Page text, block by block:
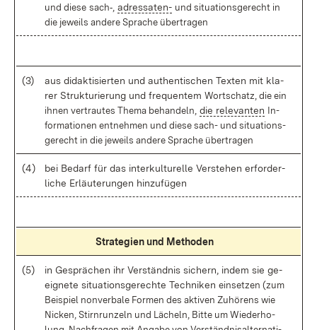
und die­se sach‑, adres­sa­ten- und si­tua­ti­ons­ge­recht in
die je­weils an­de­re Spra­che über­tra­gen
(3)
aus di­dak­ti­sier­ten und au­then­ti­schen Tex­ten mit kla­
rer Struk­tu­rie­rung und fre­quen­tem Wort­schatz, die ein
ih­nen ver­trau­tes The­ma be­han­deln, die re­le­van­ten In­
for­ma­tio­nen ent­neh­men und die­se sach- und si­tua­ti­ons­
ge­recht in die je­weils an­de­reSpra­che über­tra­gen
(4)
bei Be­darf für das in­ter­kul­tu­rel­le Ver­ste­hen er­for­der­
li­che Er­läu­te­run­gen hin­zu­fü­gen
Stra­te­gi­en und Me­tho­den
(5)
in Ge­sprä­chen ihr Ver­ständ­nis si­chern, in­dem sie ge­
eig­ne­te si­tua­ti­ons­ge­rech­te Tech­ni­ken ein­set­zen (zum
Bei­spiel non­ver­ba­le For­men des ak­ti­ven Zu­hö­rens wie
Ni­cken, Stirn­run­zeln und Lä­cheln, Bit­te um Wie­der­ho­